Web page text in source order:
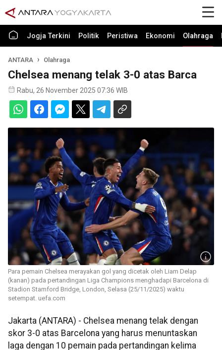
Jogja Terkini Politik Peristiwa Ekonomi Olahraga
ANTARA Olahraga
Chelsea menang telak 3-0 atas Barca
Rabu, 26 November 2025 07:36 WIB
Para pemain Chelsea merayakan gol yang dicetak oleh Liam Delap
(kanan) pada pertandingan Liga Champions menghadapi Barcelona di
Stadion Stamford Bridge, London, Selasa (25/11/2025) waktu
setempat. uefa.com
Jakarta (ANTARA) - Chelsea menang telak dengan
skor 3-0 atas Barcelona yang harus menuntaskan
laga dengan 10 pemain pada pertandingan kelima